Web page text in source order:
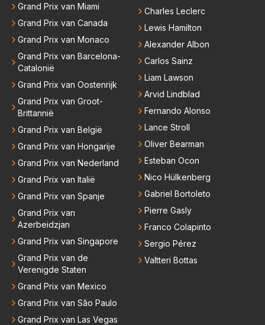
Grand Prix van Miami
Grand Prix van Canada
Grand Prix van Monaco
Grand Prix van Barcelona-
Catalonië
Grand Prix van Oostenrijk
Grand Prix van Groot-
Brittannië
Grand Prix van België
Grand Prix van Hongarije
Grand Prix van Nederland
Grand Prix van Italië
Grand Prix van Spanje
Grand Prix van
Azerbeidzjan
Grand Prix van Singapore
Grand Prix van de
Verenigde Staten
Grand Prix van Mexico
Grand Prix van São Paulo
Grand Prix van Las Vegas
Charles Leclerc
Lewis Hamilton
Alexander Albon
Carlos Sainz
Liam Lawson
Arvid Lindblad
Fernando Alonso
Lance Stroll
Oliver Bearman
Esteban Ocon
Nico Hülkenberg
Gabriel Bortoleto
Pierre Gasly
Franco Colapinto
Sergio Pérez
Valtteri Bottas